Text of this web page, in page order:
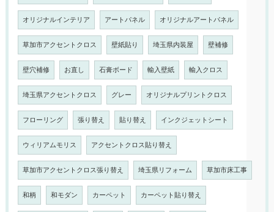
オリジナルインテリア アートパネル オリジナルアートパネル
草加市アクセントクロス 壁紙貼り 埼玉県内装屋 壁補修
壁穴補修 お直し 石膏ボード 輸入壁紙 輸入クロス
埼玉県アクセントクロス グレー オリジナルプリントクロス
フローリング 張り替え 貼り替え インクジェットシート
ウィリアムモリス アクセントクロス貼り替え
草加市アクセントクロス張り替え 埼玉県リフォーム 草加市床工事
和柄 和モダン カーペット カーペット貼り替え